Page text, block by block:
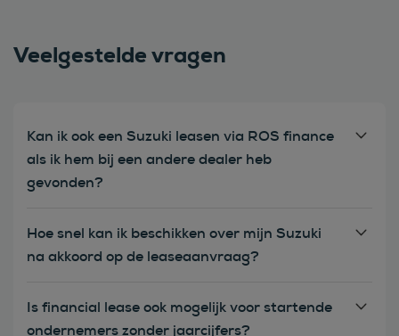
Veelgestelde vragen
Kan ik ook een Suzuki leasen via ROS finance
als ik hem bij een andere dealer heb
gevonden?
Hoe snel kan ik beschikken over mijn Suzuki
na akkoord op de leaseaanvraag?
Is financial lease ook mogelijk voor startende
ondernemers zonder jaarcijfers?